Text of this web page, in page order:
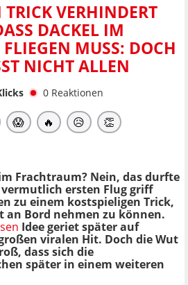
VERHINDERT
DACKEL IM
MUSS: DOCH
NICHT ALLEN
0 Reaktionen
😱 🔥 😥 👏
Frachtraum? Nein, das durfte
ersten Flug griff
zu einem kostspieligen Trick,
Bord nehmen zu können.
Idee geriet später auf
viralen Hit. Doch die Wut
dass sich die
später in einem weiteren